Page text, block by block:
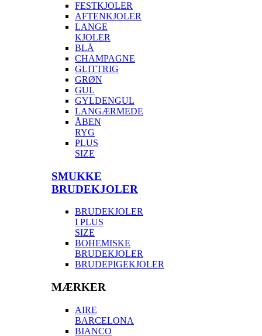
FESTKJOLER
AFTENKJOLER
LANGE
KJOLER
BLÅ
CHAMPAGNE
GLITTRIG
GRØN
GUL
GYLDENGUL
LANGÆRMEDE
ÅBEN
RYG
PLUS
SIZE
SMUKKE
BRUDEKJOLER
BRUDEKJOLER
I PLUS
SIZE
BOHEMISKE
BRUDEKJOLER
BRUDEPIGEKJOLER
MÆRKER
AIRE
BARCELONA
BIANCO